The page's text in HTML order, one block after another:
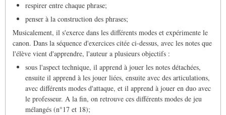
respirer entre chaque phrase;
penser à la construction des phrases;
Musicalement, il s'exerce dans les différents modes et expérimente le
canon. Dans la séquence d'exercices citée ci-dessus, avec les notes que
l'élève vient d'apprendre, l'auteur a plusieurs objectifs :
sous l'aspect technique, il apprend à jouer les notes détachées,
ensuite il apprend à les jouer liées, ensuite avec des articulations,
avec différents modes d'attaque, et il apprend à jouer en duo avec
le professeur. A la fin, on retrouve ces différents modes de jeu
mélangés (n°17 et 18);